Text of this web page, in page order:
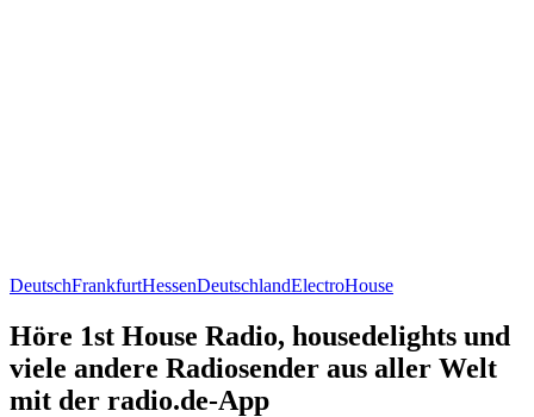
DeutschFrankfurtHessenDeutschlandElectroHouse
Höre 1st House Radio, housedelights und
viele andere Radiosender aus aller Welt
mit der radio.de-App